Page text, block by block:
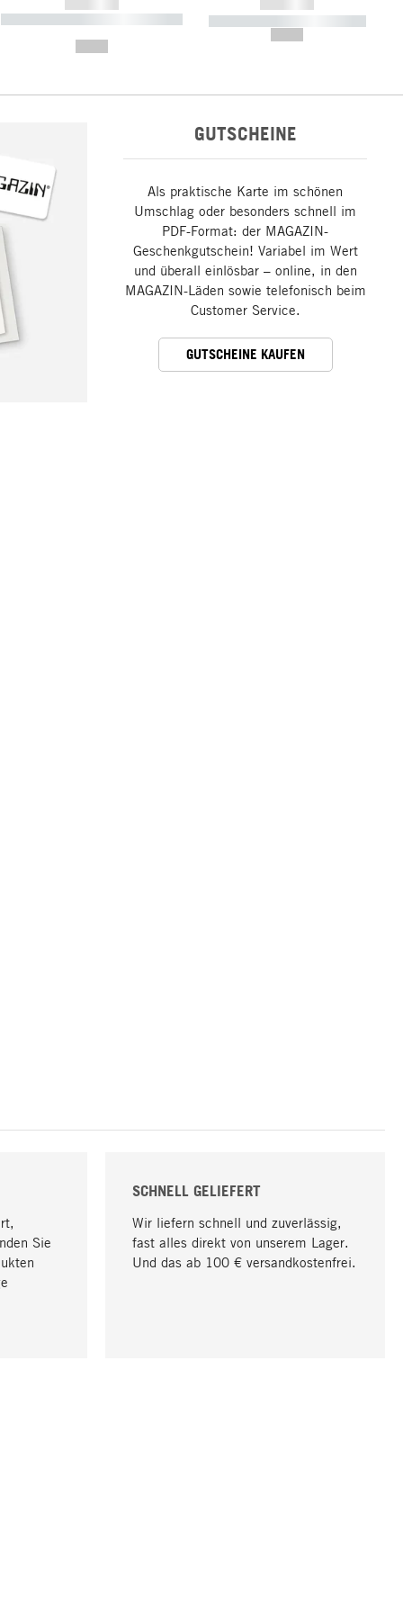
----------- ----------- ----------- ----
----------- ----------- -----------
GUTSCHEINE
Als praktische Karte im schönen
Umschlag oder besonders schnell im
PDF-Format: der MAGAZIN-
Geschenkgutschein! Variabel im Wert
und überall einlösbar – online, in den
MAGAZIN-Läden sowie telefonisch beim
Customer Service.
GUTSCHEINE KAUFEN
Sie
SCHNELL GELIEFERT
Wir liefern schnell und zuverlässig,
fast alles direkt von unserem Lager.
Und das ab 100 € versandkostenfrei.